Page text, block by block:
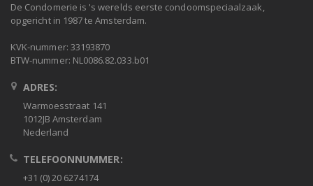
De Condomerie is 's werelds eerste condoomspeciaalzaak,
opgericht in 1987 te Amsterdam.
KVK-nummer: 33193870
BTW-nummer: NL0086.82.033.b01
ADRES:
Warmoesstraat 141
1012JB Amsterdam
Nederland
TELEFOONNUMMER:
+31 (0) 20 6274174